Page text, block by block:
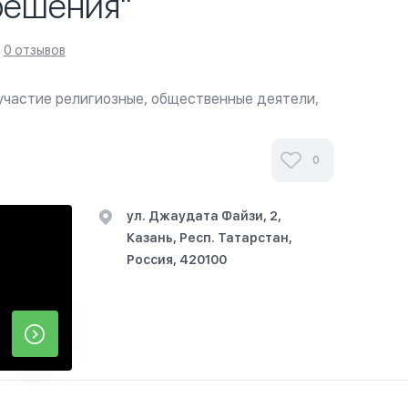
0 отзывов
религиозные, общественные деятели,
светских институтов общества.
0
ул. Джаудата Файзи, 2,
Казань, Респ. Татарстан,
Россия, 420100